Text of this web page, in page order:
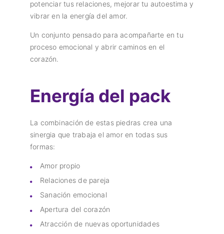
potenciar tus relaciones, mejorar tu autoestima y
vibrar en la energía del amor.
Un conjunto pensado para acompañarte en tu
proceso emocional y abrir caminos en el
corazón.
Energía del pack
La combinación de estas piedras crea una
sinergia que trabaja el amor en todas sus
formas:
Amor propio
Relaciones de pareja
Sanación emocional
Apertura del corazón
Atracción de nuevas oportunidades